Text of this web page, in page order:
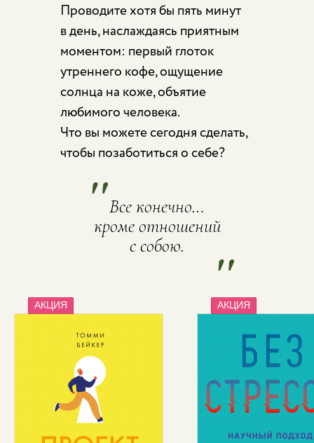
Проводите хотя бы пять минут
в день, наслаждаясь приятным
моментом: первый глоток
утреннего кофе, ощущение
солнца на коже, объятие
любимого человека.
Что вы можете сегодня сделать,
чтобы позаботиться о себе?
Все конечно…
кроме отношений
с собою.
"
"
АКЦИЯ АКЦИЯ